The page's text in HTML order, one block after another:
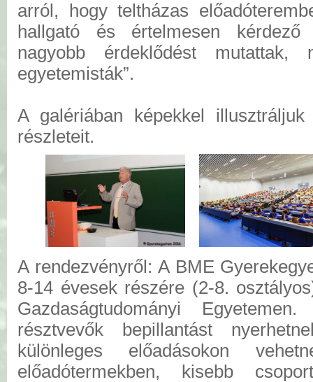
arról, hogy teltházas
hallgató és értelmesen kérdező
nagyobb érdeklődést
egyetemisták”.
A galériában képekkel
részleteit.
A rendezvényről: A BME
8-14 évesek részére (2-8.
Gazdaságtudományi
résztvevők bepillantást
különleges előadásokon
előadótermekben, kisebb